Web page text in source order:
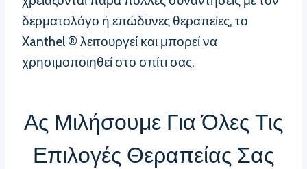
δερματολόγο ή επώδυνες θεραπείες, το
Xanthel ® λειτουργεί και μπορεί να
χρησιμοποιηθεί στο σπίτι σας.
Ας Μιλήσουμε Για Όλες Τις
Επιλογές Θεραπείας Σας